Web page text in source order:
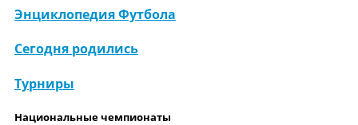
Энциклопедия Футбола
Сегодня родились
Турниры
Национальные чемпионаты